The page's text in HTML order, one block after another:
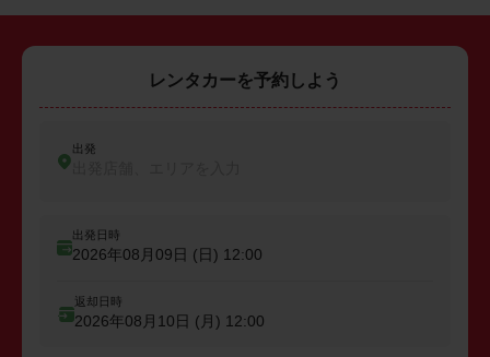
レンタカーを予約しよう
出発
出発日時
2026年08月09日 (日) 12:00
返却日時
2026年08月10日 (月) 12:00